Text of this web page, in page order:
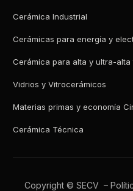
Cerámica Industrial
Cerámicas para energía y
Cerámica para alta y ultra-alta
Vidrios y Vitrocerámicos
Materias primas y economía
Cerámica Técnica
Copyright © SECV –